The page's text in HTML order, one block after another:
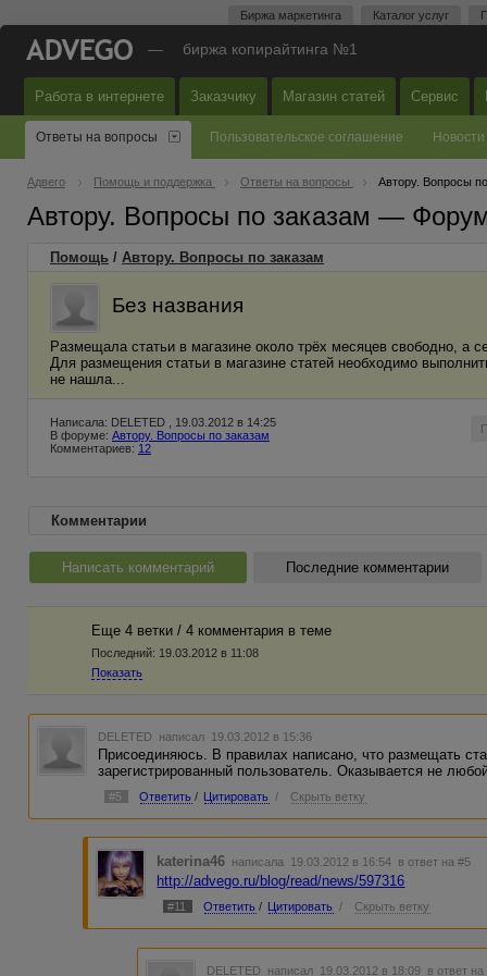
Биржа маркетинга Каталог услуг
— биржа копирайтинга №1
Работа в интернете Заказчику Магазин статей Сервис
Ответы на вопросы Пользовательское соглашение Новости
Адвего Помощь и поддержка Ответы на вопросы Автору. Вопросы
Автору. Вопросы по заказам —
Помощь / Автору. Вопросы по заказам
Без названия
Размещала статьи в магазине около трёх месяцев свободно, а
Для размещения статьи в магазине статей необходимо
не нашла...
Написала: DELETED , 19.03.2012 в 14:25
В форуме: Автору. Вопросы по заказам
Комментариев: 12
Комментарии
Написать комментарий Последние комментарии
Еще 4 ветки / 4 комментария в темe
Последний: 19.03.2012 в 11:08
Показать
DELETED написал 19.03.2012 в 15:36
Присоединяюсь. В правилах написано, что размещать
зарегистрированный пользователь. Оказывается не
#5 Ответить / Цитировать / Скрыть ветку
katerina46 написала 19.03.2012 в 16:54 в ответ на #5
http://advego.ru/blog/read/news/597316
#11 Ответить / Цитировать / Скрыть ветку
DELETED написал 19.03.2012 в 18:09 в ответ на